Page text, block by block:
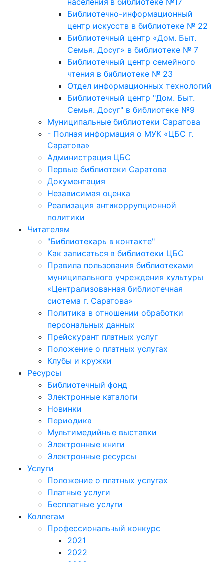
населения в библиотеке №17
Библиотечно-информационный
центр искусств в библиотеке № 22
Библиотечный центр «Дом. Быт.
Семья. Досуг» в библиотеке № 7
Библиотечный центр семейного
чтения в библиотеке № 23
Отдел информационных технологий
Библиотечный центр "Дом. Быт.
Семья. Досуг" в библиотеке №9
Муниципальные библиотеки Саратова
- Полная информация о МУК «ЦБС г.
Саратова»
Администрация ЦБС
Первые библиотеки Саратова
Документация
Независимая оценка
Реализация антикоррупционной
политики
Читателям
"Библиотекарь в контакте"
Как записаться в библиотеки ЦБС
Правила пользования библиотеками
муниципального учреждения культуры
«Централизованная библиотечная
система г. Саратова»
Политика в отношении обработки
персональных данных
Прейскурант платных услуг
Положение о платных услугах
Клубы и кружки
Ресурсы
Библиотечный фонд
Электронные каталоги
Новинки
Периодика
Мультимедийные выставки
Электронные книги
Электронные ресурсы
Услуги
Положение о платных услугах
Платные услуги
Бесплатные услуги
Коллегам
Профессиональный конкурс
2021
2022